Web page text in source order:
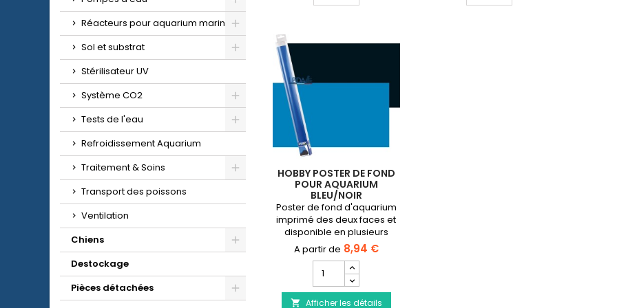
Réacteurs pour aquarium marin
Sol et substrat
Stérilisateur UV
Système CO2
Tests de l'eau
Refroidissement Aquarium
Traitement & Soins
Transport des poissons
Ventilation
Chiens
Destockage
Pièces détachées
Poster
Poster
HOBBY POSTER DE FOND
POUR AQUARIUM
BLEU/NOIR
Poster de fond d'aquarium
imprimé des deux faces et
disponible en plusieurs
dimensions.
8,94 €
quantité
du
produit
 Afficher les détails